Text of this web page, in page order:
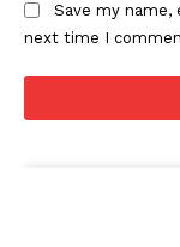
Save my
next time I